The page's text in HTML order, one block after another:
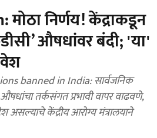
निर्णय! केंद्राकडून
औषधांवर बंदी; 'या'
banned in India: सार्वजनिक
तर्कसंगत प्रभावी वापर वाढवणे,
असल्याचे केंद्रीय आरोग्य मंत्रालयाने